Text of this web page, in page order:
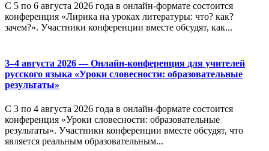
С 5 по 6 августа 2026 года в онлайн-формате состоится
конференция «Лирика на уроках литературы: что? как?
зачем?». Участники конференции вместе обсудят, как...
3–4 августа 2026 — Онлайн-конференция для учителей
русского языка «Уроки словесности: образовательные
результаты»
С 3 по 4 августа 2026 года в онлайн-формате состоится
конференция «Уроки словесности: образовательные
результаты». Участники конференции вместе обсудят, что
является реальным образовательным...